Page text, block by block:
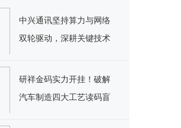
中兴通讯坚持算力与网络
双轮驱动，深耕关键技术
研祥金码实力开挂！破解
汽车制造四大工艺读码盲